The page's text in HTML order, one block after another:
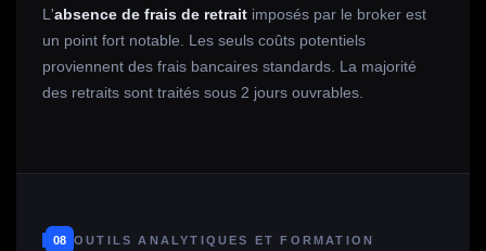
L'absence de frais de retrait imposés par le broker est
un point fort notable. Les seuls coûts potentiels
proviennent des frais bancaires standards. La majorité
des retraits sont traités sous 2 jours ouvrables.
08 OUTILS ANALYTIQUES ET FORMATION